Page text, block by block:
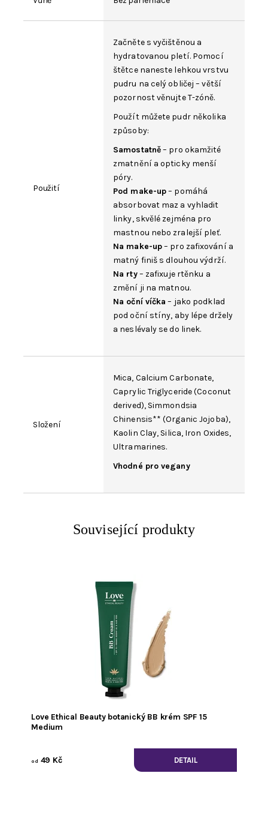
Použití
Začněte s vyčištěnou a
hydratovanou pletí. Pomocí
štětce naneste lehkou vrstvu
pudru na celý obličej – větší
pozornost věnujte T-zóně.
Použít můžete pudr několika
způsoby:
Samostatně– pro okamžité
zmatnění a opticky menší
póry.
Pod make-up– pomáhá
absorbovat maz a vyhladit
linky, skvělé zejména pro
mastnou nebo zralejší pleť.
Na make-up– pro zafixování a
matný finiš s dlouhou výdrží.
Na rty– zafixuje rtěnku a
změní ji na matnou.
Na oční víčka – jako podklad
pod oční stíny, aby lépe držely
a neslévaly se do linek.
Složení
Mica, Calcium Carbonate,
Caprylic Triglyceride (Coconut
derived), Simmondsia
Chinensis** (Organic Jojoba),
Kaolin Clay, Silica, Iron Oxides,
Ultramarines.
Vhodné pro vegany
Související produkty
Love Ethical Beauty botanický BB krém SPF 15
Medium
od 49 Kč DETAIL